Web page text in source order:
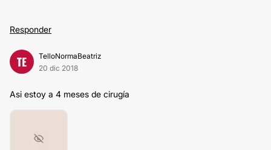
Responder
TE
TelloNormaBeatriz
20 dic 2018
Asi estoy a 4 meses de cirugía